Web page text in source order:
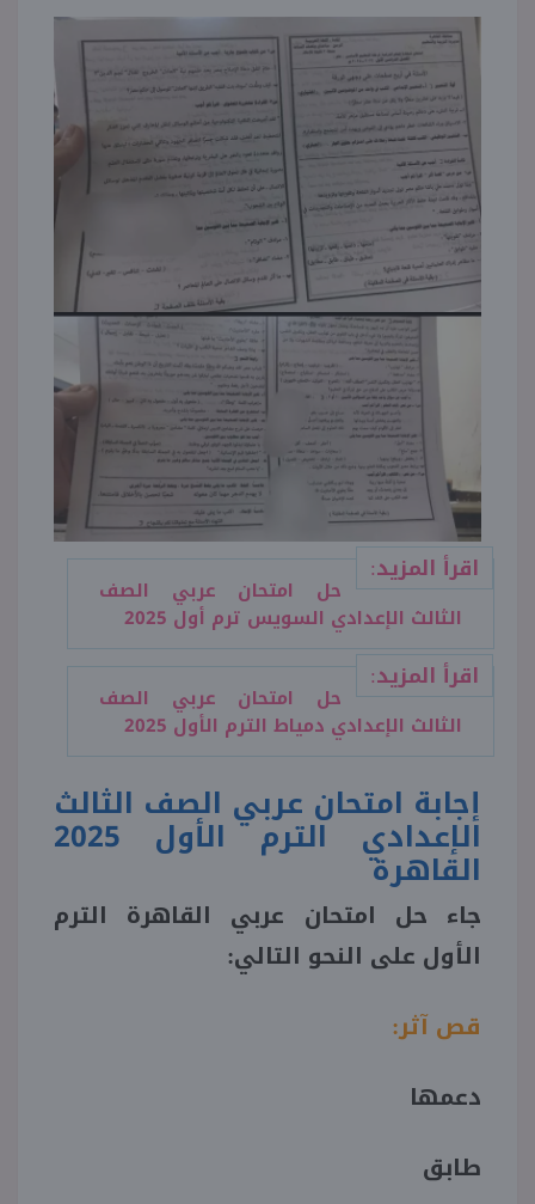
اقرأ المزيد:
حل امتحان عربي الصف
الثالث الإعدادي السويس ترم أول 2025
اقرأ المزيد:
حل امتحان عربي الصف
الثالث الإعدادي دمياط الترم الأول 2025
إجابة امتحان عربي الصف الثالث
الإعدادي الترم الأول 2025
القاهرة
جاء حل امتحان عربي القاهرة الترم
الأول على النحو التالي:
قص آثر:
دعمها
طابق